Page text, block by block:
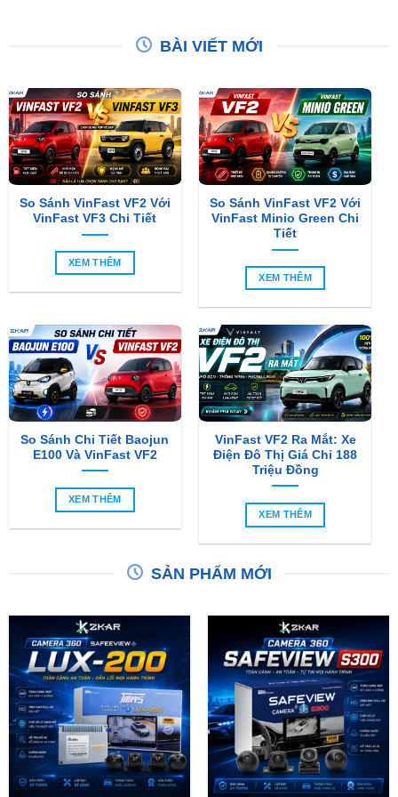
BÀI VIẾT MỚI
So Sánh VinFast VF2 Với
VinFast VF3 Chi Tiết
XEM THÊM
So Sánh VinFast VF2 Với
VinFast Minio Green Chi
Tiết
XEM THÊM
So Sánh Chi Tiết Baojun
E100 Và VinFast VF2
XEM THÊM
VinFast VF2 Ra Mắt: Xe
Điện Đô Thị Giá Chỉ 188
Triệu Đồng
XEM THÊM
SẢN PHẨM MỚI